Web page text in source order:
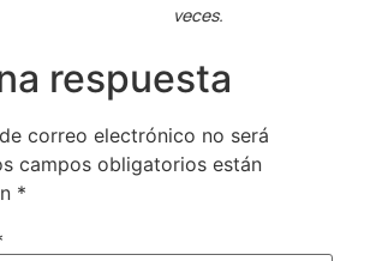
veces.
respuesta
correo electrónico no será
campos obligatorios están
*